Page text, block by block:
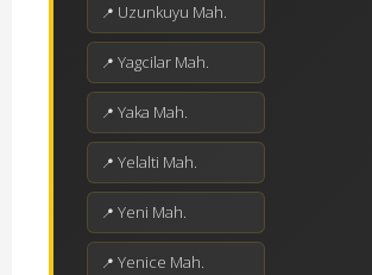
Uzunkuyu Mah.
Yagcilar Mah.
Yaka Mah.
Yelalti Mah.
Yeni Mah.
Yenice Mah.